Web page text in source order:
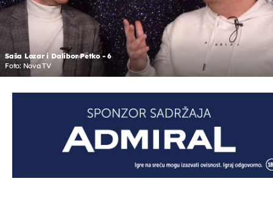
Saša Lozar i Dalibor Petko - 6
Foto: Nova TV